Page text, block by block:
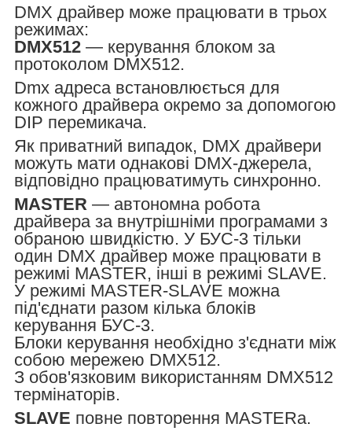
DMX драйвер може працювати в трьох
режимах:
DMX512 — керування блоком за
протоколом DMX512.
Dmx адреса встановлюється для
кожного драйвера окремо за допомогою
DIP перемикача.
Як приватний випадок, DMX драйвери
можуть мати однакові DMX-джерела,
відповідно працюватимуть синхронно.
MASTER — автономна робота
драйвера за внутрішніми програмами з
обраною швидкістю. У БУС-3 тільки
один DMX драйвер може працювати в
режимі MASTER, інші в режимі SLAVE.
У режимі MASTER-SLAVE можна
під'єднати разом кілька блоків
керування БУС-3.
Блоки керування необхідно з'єднати між
собою мережею DMX512.
З обов'язковим використанням DMX512
термінаторів.
SLAVE повне повторення MASTERа.